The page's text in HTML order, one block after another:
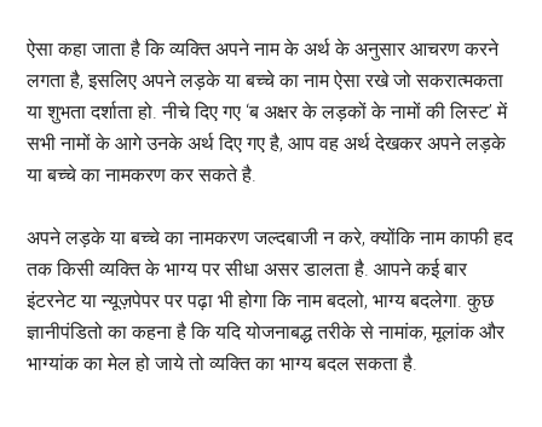
ऐसा कहा जाता है कि व्यक्ति अपने नाम के अर्थ के अनुसार आचरण करने
लगता है, इसलिए अपने लड़के या बच्चे का नाम ऐसा रखे जो सकरात्मकता
या शुभता दर्शाता हो. नीचे दिए गए ‘ब अक्षर के लड़कों के नामों की लिस्ट’ में
सभी नामों के आगे उनके अर्थ दिए गए है, आप वह अर्थ देखकर अपने लड़के
या बच्चे का नामकरण कर सकते है.
अपने लड़के या बच्चे का नामकरण जल्दबाजी न करे, क्योंकि नाम काफी हद
तक किसी व्यक्ति के भाग्य पर सीधा असर डालता है. आपने कई बार
इंटरनेट या न्यूज़पेपर पर पढ़ा भी होगा कि नाम बदलो, भाग्य बदलेगा. कुछ
ज्ञानीपंडितो का कहना है कि यदि योजनाबद्ध तरीके से नामांक, मूलांक और
भाग्यांक का मेल हो जाये तो व्यक्ति का भाग्य बदल सकता है.